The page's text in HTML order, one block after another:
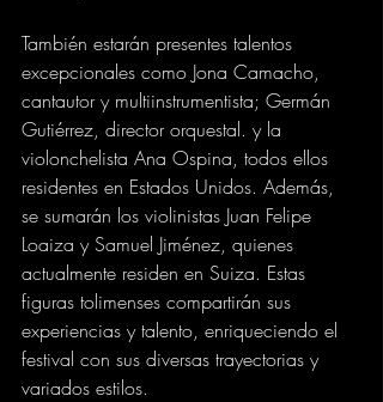
También estarán presentes talentos
excepcionales como Jona Camacho,
cantautor y multiinstrumentista; Germán
Gutiérrez, director orquestal. y la
violonchelista Ana Ospina, todos ellos
residentes en Estados Unidos. Además,
se sumarán los violinistas Juan Felipe
Loaiza y Samuel Jiménez, quienes
actualmente residen en Suiza. Estas
figuras tolimenses compartirán sus
experiencias y talento, enriqueciendo el
festival con sus diversas trayectorias y
variados estilos.